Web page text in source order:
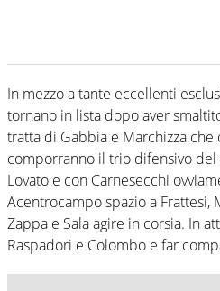
In mezzo a tante eccellenti
tornano in lista dopo aver
tratta di Gabbia e Marchizza che
comporranno il trio difensivo
Lovato e con Carnesecchi
Acentrocampo spazio a Frattesi,
Zappa e Sala agire in corsia. In
Raspadori e Colombo e far